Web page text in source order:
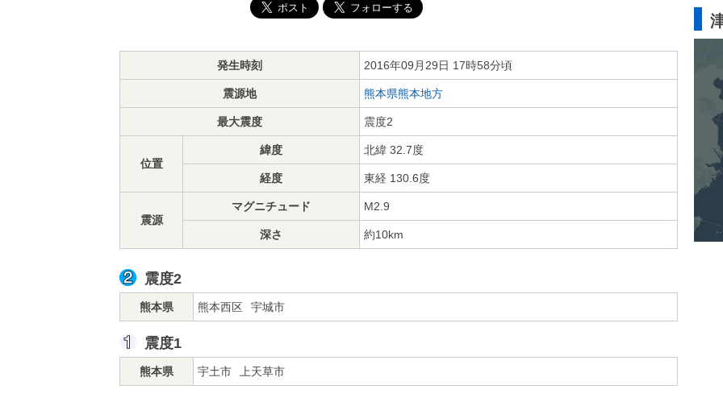
発生時刻 2016年09月29日 17時58分頃
震源地 熊本県熊本地方
最大震度 震度2
位置
緯度 北緯 32.7度
経度 東経 130.6度
震源
マグニチュード M2.9
深さ 約10km
震度2
熊本県 熊本西区 宇城市
震度1
熊本県 宇土市 上天草市